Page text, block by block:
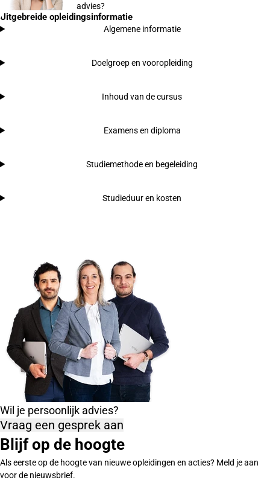
advies?
Uitgebreide opleidingsinformatie
Algemene informatie
Doelgroep en vooropleiding
Inhoud van de cursus
Examens en diploma
Studiemethode en begeleiding
Studieduur en kosten
Wil je persoonlijk advies?
Vraag een gesprek aan
Blijf op de hoogte
Als eerste op de hoogte van nieuwe opleidingen en acties? Meld je aan
voor de nieuwsbrief.